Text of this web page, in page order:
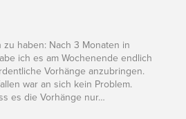
haben: Nach 3 Monaten in
ich es am Wochenende endlich
Vorhänge anzubringen.
war an sich kein Problem.
es die Vorhänge nur…